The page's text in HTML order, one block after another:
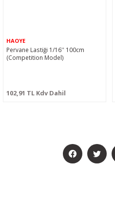
HAOYE
Pervane Lastiği 1/16'' 100cm
(Competition Model)
102,91 TL Kdv Dahil